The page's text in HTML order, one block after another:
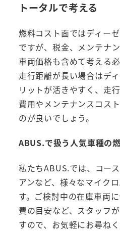
トータルで考える
燃料コスト面ではディー
ですが、税金、メンテナ
車両価格も含めて考える
走行距離が長い場合はデ
リットが活きやすく、走
費用やメンテナンスコス
のが良いでしょう。
ABUS.で扱う人気車種の
私たちABUS.では、コー
アンなど、様々なマイク
す。ご検討中の在庫車両
費の目安など、スタッフ
すので、お気軽にお尋ねく